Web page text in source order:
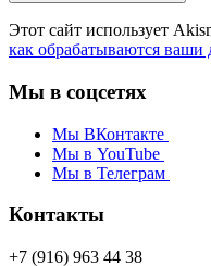
Этот сайт использует
как обрабатываются ваши
Мы в соцсетях
Мы ВКонтакте
Мы в YouTube
Мы в Телеграм
Контакты
+7 (916) 963 44 38